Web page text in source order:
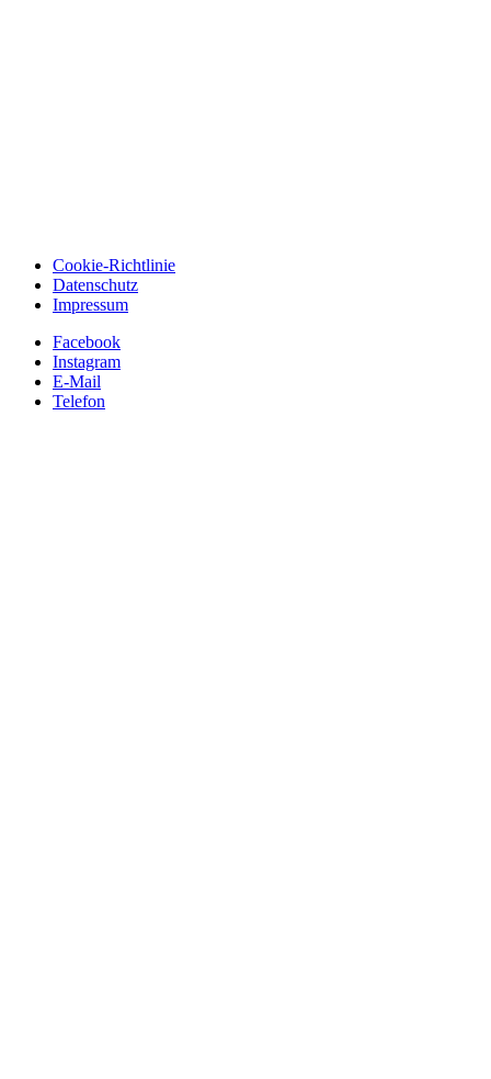
Cookie-Richtlinie
Datenschutz
Impressum
Facebook
Instagram
E-Mail
Telefon